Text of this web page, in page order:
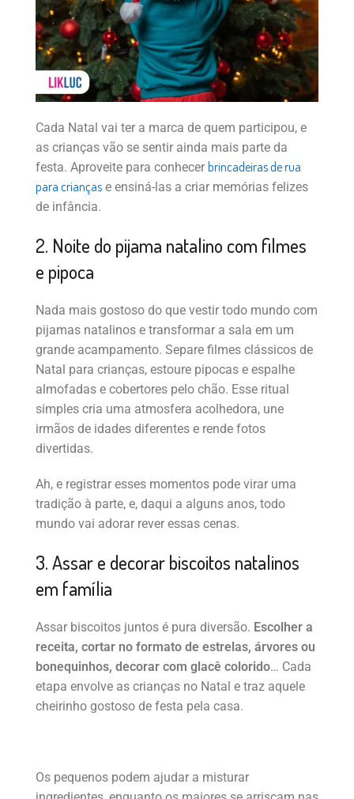
Cada Natal vai ter a marca de quem participou, e
as crianças vão se sentir ainda mais parte da
festa. Aproveite para conhecer brincadeiras de rua
para crianças e ensiná-las a criar memórias felizes
de infância.
2. Noite do pijama natalino com filmes
e pipoca
Nada mais gostoso do que vestir todo mundo com
pijamas natalinos e transformar a sala em um
grande acampamento. Separe filmes clássicos de
Natal para crianças, estoure pipocas e espalhe
almofadas e cobertores pelo chão. Esse ritual
simples cria uma atmosfera acolhedora, une
irmãos de idades diferentes e rende fotos
divertidas.
Ah, e registrar esses momentos pode virar uma
tradição à parte, e, daqui a alguns anos, todo
mundo vai adorar rever essas cenas.
3. Assar e decorar biscoitos natalinos
em família
Assar biscoitos juntos é pura diversão. Escolher a
receita, cortar no formato de estrelas, árvores ou
bonequinhos, decorar com glacê colorido… Cada
etapa envolve as crianças no Natal e traz aquele
cheirinho gostoso de festa pela casa.
Os pequenos podem ajudar a misturar